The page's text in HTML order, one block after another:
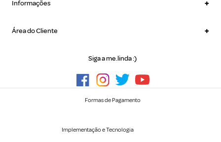
Informações +
Área do Cliente +
Siga a me.linda :)
Formas de Pagamento
Implementação e Tecnologia